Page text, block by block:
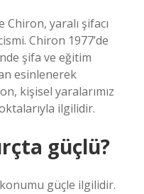
yaralı şifacı
Chiron 1977’de
şifa ve eğitim
esinlenerek
kişisel yaralarımız
ilgilidir.
güçlü?
güçle ilgilidir.